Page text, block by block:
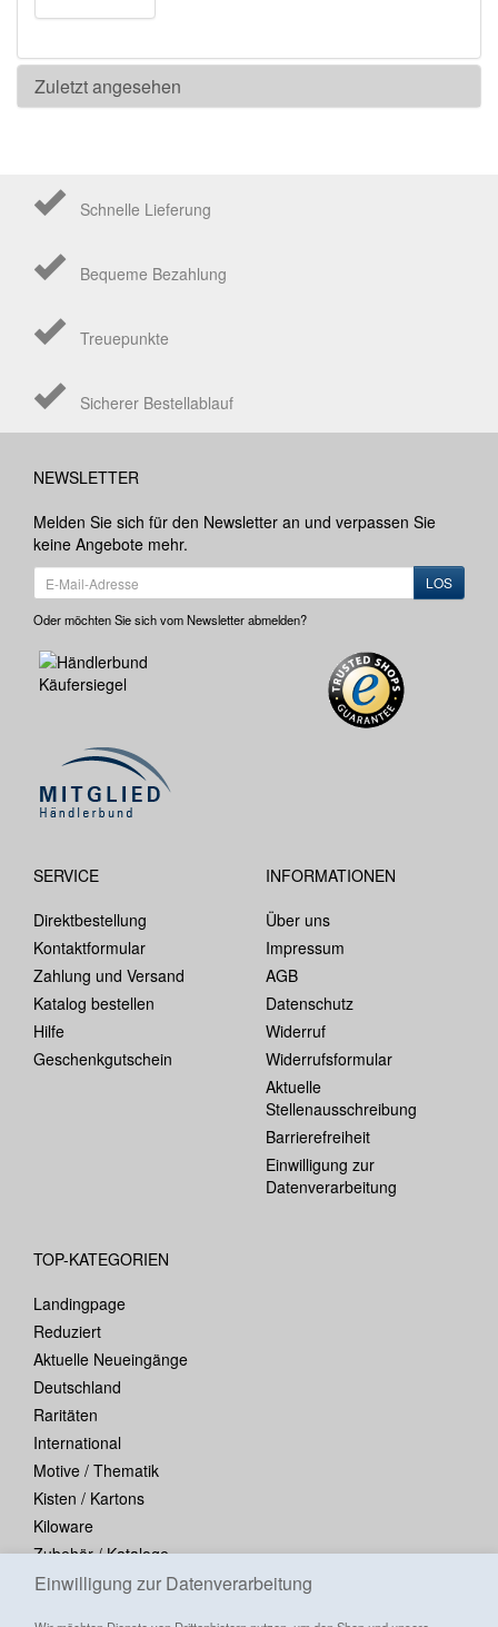
Einwilligung zur Datenverarbeitung
Zuletzt angesehen
Schnelle Lieferung
Bequeme Bezahlung
Treuepunkte
Sicherer Bestellablauf
NEWSLETTER
Melden Sie sich für den Newsletter an und verpassen Sie
keine Angebote mehr.
LOS
Oder möchten Sie sich vom Newsletter abmelden?
SERVICE
Direktbestellung
Kontaktformular
Zahlung und Versand
Katalog bestellen
Hilfe
Geschenkgutschein
INFORMATIONEN
Über uns
Impressum
AGB
Datenschutz
Widerruf
Widerrufsformular
Aktuelle
Stellenausschreibung
Barrierefreiheit
Einwilligung zur
Datenverarbeitung
TOP-KATEGORIEN
Landingpage
Reduziert
Aktuelle Neueingänge
Deutschland
Raritäten
International
Motive / Thematik
Kisten / Kartons
Kiloware
Zubehör / Kataloge
Blocks / Kleinbogen